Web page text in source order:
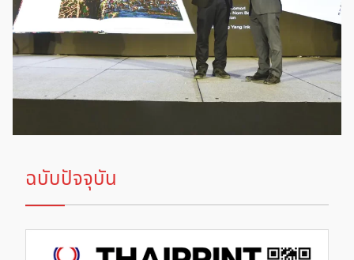
ฉบับปัจจุบัน